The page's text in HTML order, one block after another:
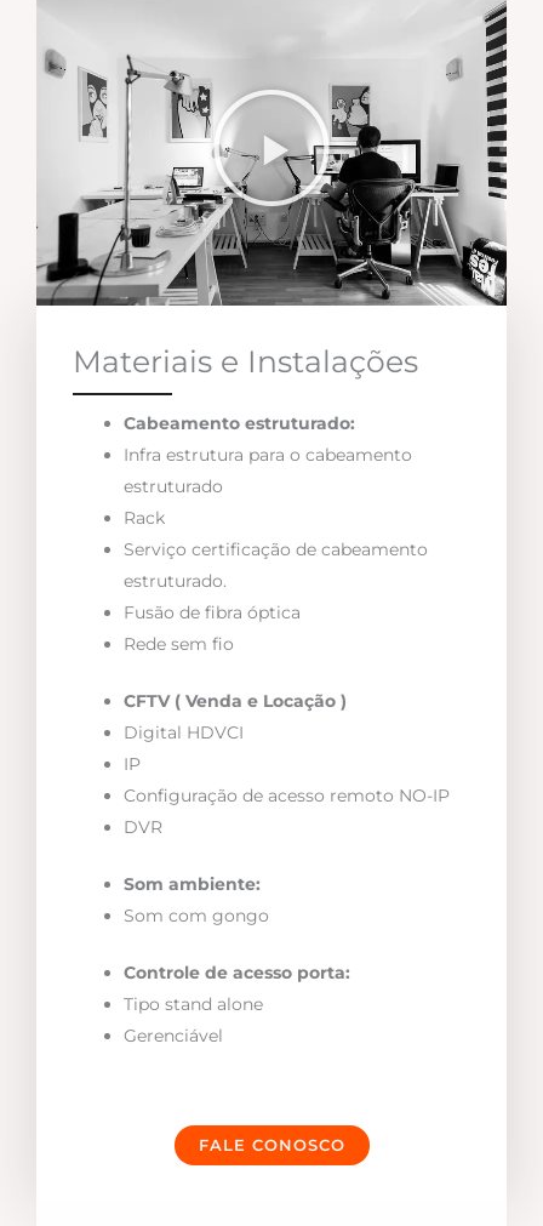
Materiais e Instalações
Cabeamento estruturado:
Infra estrutura para o cabeamento
estruturado
Rack
Serviço certificação de cabeamento
estruturado.
Fusão de fibra óptica
Rede sem fio
CFTV ( Venda e Locação )
Digital HDVCI
IP
Configuração de acesso remoto NO-IP
DVR
Som ambiente:
Som com gongo
Controle de acesso porta:
Tipo stand alone
Gerenciável
FALE CONOSCO